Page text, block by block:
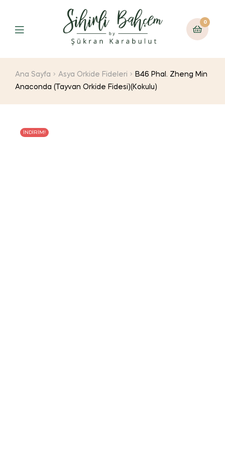
0
Ana Sayfa Asya Orkide Fideleri
B46 Phal. Zheng Min
Anaconda (Tayvan Orkide Fidesi)(Kokulu)
İNDIRIM!